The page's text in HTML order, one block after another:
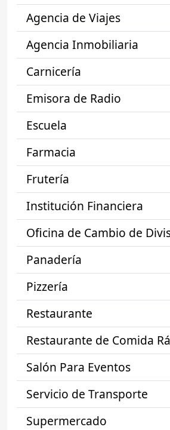
Agencia de Viajes
Agencia Inmobiliaria
Carnicería
Emisora de Radio
Escuela
Farmacia
Frutería
Institución Financiera
Oficina de Cambio de
Panadería
Pizzería
Restaurante
Restaurante de Comida
Salón Para Eventos
Servicio de Transporte
Supermercado